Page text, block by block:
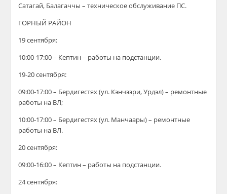
Сатагай, Балагаччы – техническое обслуживание ПС.
ГОРНЫЙ РАЙОН
19 сентября:
10:00-17:00 – Кептин – работы на подстанции.
19-20 сентября:
09:00-17:00 – Бердигестях (ул. Кэнчээри, Урдэл) – ремонтные
работы на ВЛ;
10:00-17:00 – Бердигестях (ул. Манчаары) – ремонтные
работы на ВЛ.
20 сентября:
09:00-16:00 – Кептин – работы на подстанции.
24 сентября: